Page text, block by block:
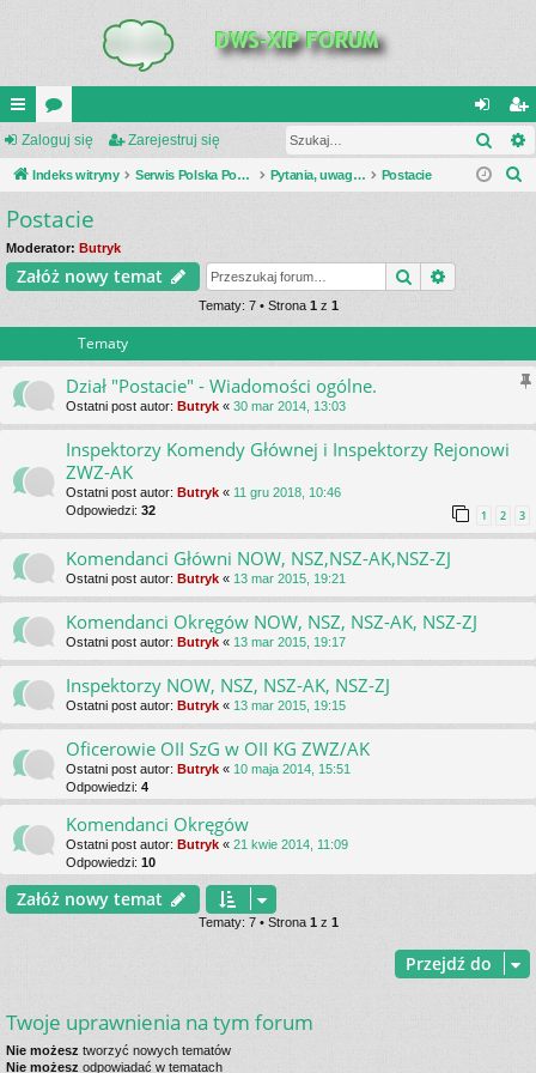
UI
C
K
_L
IN
or
a
al
og
ar
ej
Zaloguj się Zarejestruj się
Indeks witryny Serwis Polska Podziemna Pytania, uwagi, dyskusje Postacie
Postacie
Moderator: Butryk
Załóż nowy temat Szukaj
Tematy: 7 • Strona 1 z 1
Tematy
Dział "Postacie" - Wiadomości ogólne.
Ostatni post autor: Butryk « 30 mar 2014, 13:03
Inspektorzy Komendy Głównej i Inspektorzy Rejonowi
ZWZ-AK
Ostatni post autor: Butryk « 11 gru 2018, 10:46
Odpowiedzi: 32 1 2 3
Komendanci Główni NOW, NSZ,NSZ-AK,NSZ-ZJ
Ostatni post autor: Butryk « 13 mar 2015, 19:21
Komendanci Okręgów NOW, NSZ, NSZ-AK, NSZ-ZJ
Ostatni post autor: Butryk « 13 mar 2015, 19:17
Inspektorzy NOW, NSZ, NSZ-AK, NSZ-ZJ
Ostatni post autor: Butryk « 13 mar 2015, 19:15
Oficerowie OII SzG w OII KG ZWZ/AK
Ostatni post autor: Butryk « 10 maja 2014, 15:51
Odpowiedzi: 4
Komendanci Okręgów
Ostatni post autor: Butryk « 21 kwie 2014, 11:09
Odpowiedzi: 10
Załóż nowy temat
Tematy: 7 • Strona 1z 1
Przejdź do
Twoje uprawnienia na tym forum
Nie możesz tworzyć nowych tematów
Nie możesz odpowiadać w tematach